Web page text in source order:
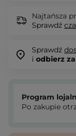
Najtańsza
Sprawdź
Sprawdź
i odbierz
Program
Po zakupie